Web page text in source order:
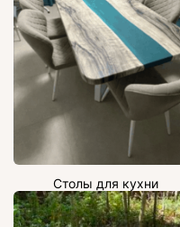
Столы для кухни